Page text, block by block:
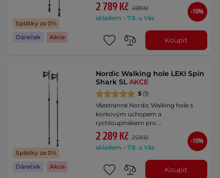
Splátky za 0%
Dáreček
Akce
2 789 Kč 3 089 Kč
skladem – 7.8. u Vás
-10%
Koupit
Splátky za 0%
Dáreček
Akce
Nordic Walking hole LEKI Spin
Shark SLAKCE
5 (1)
Všestranné Nordic Walking hole s
korkovým úchopem a
rychloupínákem pro …
2 289 Kč 2 539 Kč
skladem – 7.8. u Vás
-10%
Koupit